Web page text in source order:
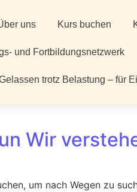
uns Kurs buchen
und Fortbildungsnetzwerk
trotz Belastung – für
Wir
um nach Wegen zu